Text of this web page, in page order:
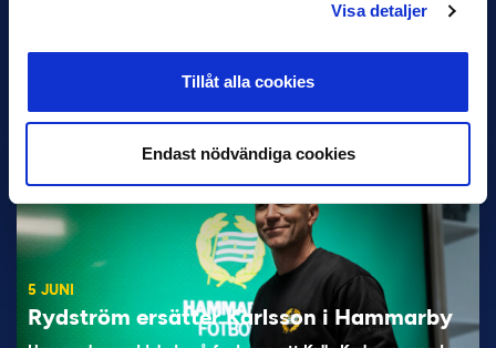
Visa detaljer
Tillåt alla cookies
Endast nödvändiga cookies
Han nätade snyggast i maj: “Ett alldeles
otroligt mål”
5 JUNI
Rydström ersätter Karlsson i Hammarby